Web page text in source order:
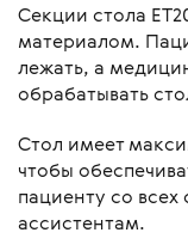
Секции стола
материалом.
лежать, а
обрабатывать
Стол имеет
чтобы
пациенту со всех
ассистентам.